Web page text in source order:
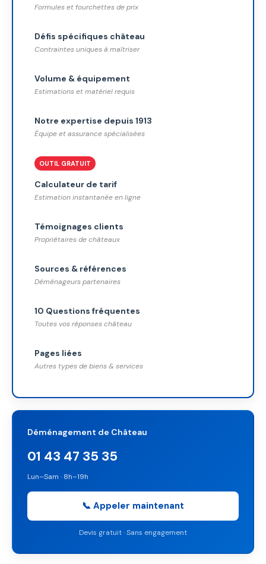
Formules et fourchettes de prix
Défis spécifiques château
Contraintes uniques à maîtriser
Volume & équipement
Estimations et matériel requis
Notre expertise depuis 1913
Équipe et assurance spécialisées
OUTIL GRATUIT
Calculateur de tarif
Estimation instantanée en ligne
Témoignages clients
Propriétaires de châteaux
Sources & références
Déménageurs partenaires
10 Questions fréquentes
Toutes vos réponses château
Pages liées
Autres types de biens & services
Déménagement de Château
01 43 47 35 35
Lun–Sam · 8h–19h
📞 Appeler maintenant
Devis gratuit · Sans engagement